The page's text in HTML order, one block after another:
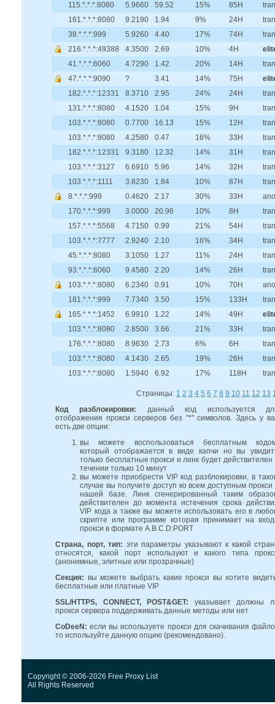
115.*.*.*:8080
5.9660 59.52 15% 85H
161.*.*.*:8080
9.2190 1.94 9% 24H
38.*.*.*:999
5.9260 4.40 17% 74H
216.*.*.*:49388
4.3500 2.69 10% 4H
41.*.*.*:6060
4.7290 1.42 20% 14H
47.*.*.*:9090
? 3.41 14% 75H
182.*.*.*:12331
8.3710 2.95 24% 24H
131.*.*.*:8080
4.1520 1.04 15% 9H
103.*.*.*:8080
0.7700 16.13 15% 12H
103.*.*.*:8080
4.2580 0.47 16% 33H
182.*.*.*:12331
9.3180 12.32 14% 31H
103.*.*.*:3127
6.6910 5.96 14% 32H
103.*.*.*:1111
3.8230 1.84 10% 87H
8.*.*.*:999
0.4620 2.17 30% 33H
170.*.*.*:999
3.0000 20.96 10% 8H
157.*.*.*:5568
4.7150 0.99 21% 54H
103.*.*.*:7777
2.9240 2.10 16% 34H
45.*.*.*:8080
3.1050 1.27 11% 24H
93.*.*.*:6060
9.4580 2.20 14% 26H
103.*.*.*:8080
6.2340 0.91 10% 70H
181.*.*.*:999
7.7340 3.50 15% 133H
165.*.*.*:1452
6.9910 1.22 14% 49H
103.*.*.*:8080
2.8500 3.66 21% 33H
176.*.*.*:8080
8.9630 2.73 6% 6H
103.*.*.*:8080
4.1430 2.65 19% 26H
103.*.*.*:8080
1.5940 6.92 17% 118H
Страницы: 1 2 3 4 5 6 7 8 9 10 11 12 13
Код разблокировки:
данный код используется
отображения прокси серверов без "*" символов. Здесь у
есть две опции:
вы можете воспользоваться бесплатным
который отображается в виде капчи но вы
только бесплатные прокси и линк будет действителен
течении только 10 минут
вы можете приобрести VIP код разблокировки, в
случае вы получите доступ ко всем доступным прокси
нашей базе. Линк сгенерированный таким
действителен до момента истечения срока
VIP кода а также вы можете использовать его в
скрипте или программе которая принимает на
прокси в формате A.B.C.D:PORT
Страна, порт, тип: эти параметры указывают к какой
относятся, какой порт используют и какого типа
(анонимные, элитные или прозрачные)
Секция: вы можете выбрать какие прокси вы хотите
бесплатные или платные VIP
SSL/HTTPS, CONNECT, POST&GET: указывает должны
прокси сервера поддерживать данные методы или нет
CoDeeN: если вы используете прокси для скачивания
то используйте данную опцию (рекомендовано).
Copyright © 2006-2026 Free Proxy List
All Rights Reserved